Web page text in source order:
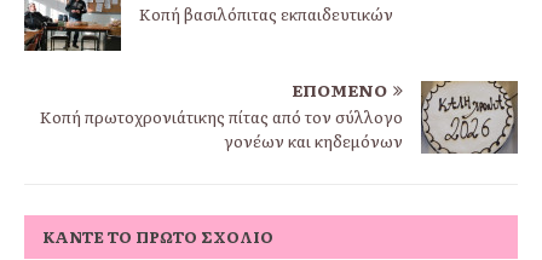
Κοπή βασιλόπιτας εκπαιδευτικών
ΕΠΌΜΕΝΟ
Κοπή πρωτοχρονιάτικης πίτας από τον σύλλογο
γονέων και κηδεμόνων
ΚΆΝΤΕ ΤΟ ΠΡΏΤΟ ΣΧΌΛΙΟ